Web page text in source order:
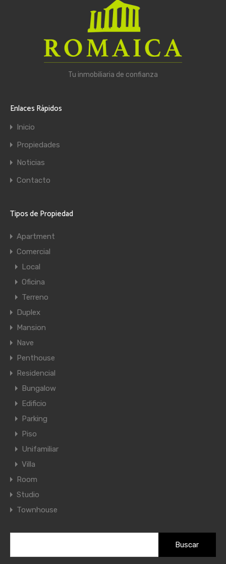
Tu inmobiliaria de confianza
Enlaces Rápidos
Inicio
Propiedades
Noticias
Contacto
Tipos de Propiedad
Apartment
Comercial
Local
Oficina
Terreno
Duplex
Mansion
Nave
Penthouse
Residencial
Bungalow
Edificio
Parking
Piso
Unifamiliar
Villa
Room
Studio
Townhouse